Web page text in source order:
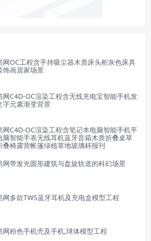
网OC工程含手持吸尘器木质床头柜灰色床具
饰画居家场景
网C4D-OC渲染工程含无线充电宝智能手机发
字元素渐变背景
网C4D-OC渲染工程含笔记本电脑智能手机平
脑智能手表无线耳机蓝牙音箱木质折叠桌草
叠椅露营帐篷绿植草地玻璃杯报刊
网带发光圆形建筑与盘旋轨道的科幻场景
网多款TWS蓝牙耳机及充电盒模型工程
网粉色手机壳及手机,球体模型工程